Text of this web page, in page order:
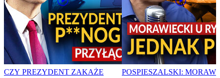
CZY PREZYDENT ZAKAŻE
POSPIESZALSKI: